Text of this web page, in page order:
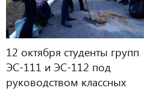
12 октября студенты групп
ЭС-111 и ЭС-112 под
руководством классных